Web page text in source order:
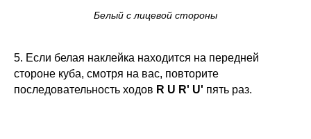
Белый с лицевой стороны
5. Если белая наклейка находится на передней
стороне куба, смотря на вас, повторите
последовательность ходов R U R' U' пять раз.